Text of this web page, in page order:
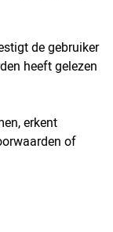
de gebruiker
heeft gelezen
erkent
of